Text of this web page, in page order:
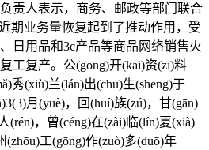
表示，商务、邮政等部门联合
期业务量恢复起到了推动作用，受
日用品和3c产品等商品网络销售火
工复产。公(gōng)开(kāi)资(zī)料
秀(xiù)兰(lán)出(chū)生(shēng)于
月(yuè)，回(huí)族(zú)，甘(gān)
(rén)，曾(céng)在(zài)临(lín)夏(xià)
(zhōu)工(gōng)作(zuò)多(duō)年